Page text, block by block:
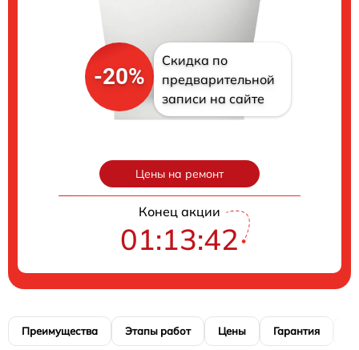
-20%
Скидка по
предварительной
записи на сайте
Цены на ремонт
Конец акции
01:13:41
Преимущества Этапы работ Цены Гарантия